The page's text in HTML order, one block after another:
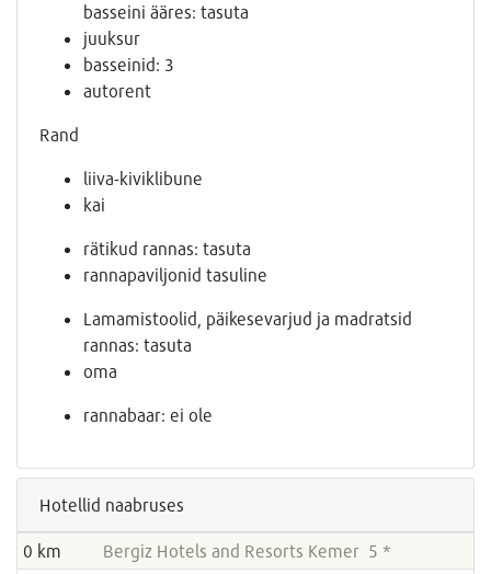
basseini ääres: tasuta
juuksur
basseinid: 3
autorent
Rand
liiva-kiviklibune
kai
rätikud rannas: tasuta
rannapaviljonid tasuline
Lamamistoolid, päikesevarjud ja madratsid
rannas: tasuta
oma
rannabaar: ei ole
Hotellid naabruses
0 km Bergiz Hotels and Resorts Kemer 5 *